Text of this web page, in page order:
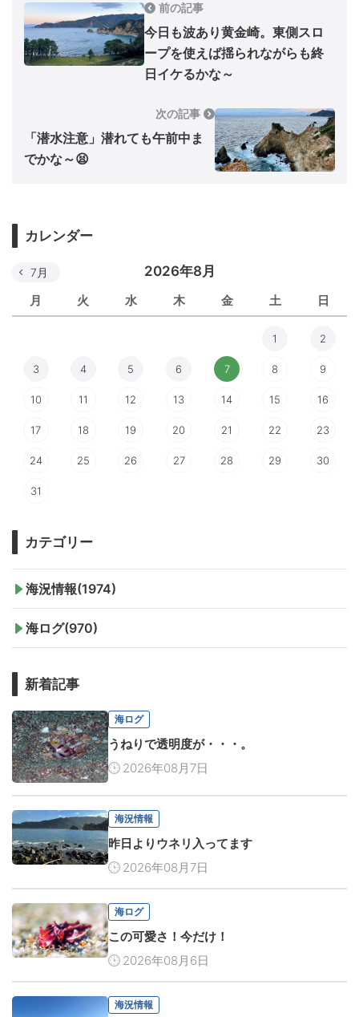
前の記事
今日も波あり黄金崎。東側スロ
ープを使えば揺られながらも終
日イケるかな～
次の記事
「潜水注意」潜れても午前中ま
でかな～😫
カレンダー
2026年8月
月 火 水 木 金 土 日
7月
1 2
3 4 5 6 7 8 9
10 11 12 13 14 15 16
17 18 19 20 21 22 23
24 25 26 27 28 29 30
31
カテゴリー
海況情報(1974)
海ログ(970)
新着記事
海ログ
うねりで透明度が・・・。
2026年08月7日
海況情報
昨日よりウネリ入ってます
2026年08月7日
海ログ
この可愛さ！今だけ！
2026年08月6日
海況情報